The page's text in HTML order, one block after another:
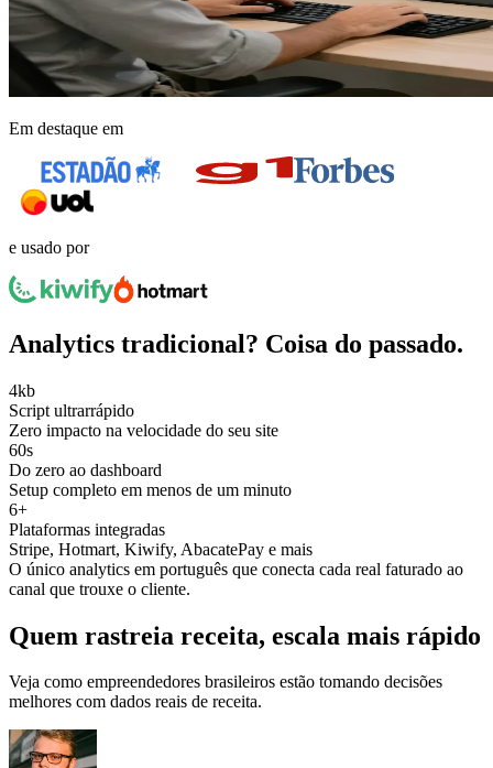
Em destaque em
e usado por
Analytics tradicional? Coisa do passado.
4kb
Script ultrarrápido
Zero impacto na velocidade do seu site
60s
Do zero ao dashboard
Setup completo em menos de um minuto
6+
Plataformas integradas
Stripe, Hotmart, Kiwify, AbacatePay e mais
O único analytics em português que conecta cada real faturado ao
canal que trouxe o cliente.
Quem rastreia receita, escala mais rápido
Veja como empreendedores brasileiros estão tomando decisões
melhores com dados reais de receita.